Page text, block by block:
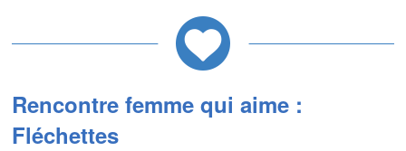
Rencontre femme qui aime :
Fléchettes